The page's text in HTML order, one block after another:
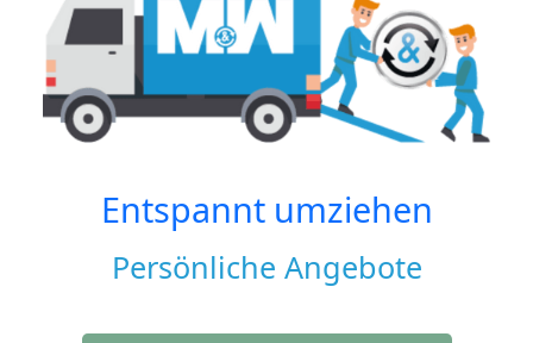
Entspannt umziehen
Persönliche Angebote